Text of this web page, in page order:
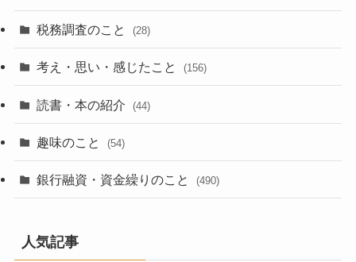
税務調査のこと (28)
考え・思い・感じたこと (156)
読書・本の紹介 (44)
趣味のこと (54)
銀行融資・資金繰りのこと (490)
人気記事